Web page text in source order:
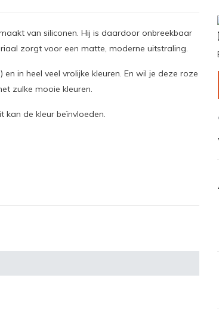
van siliconen. Hij is daardoor onbreekbaar
zorgt voor een matte, moderne uitstraling.
) en in heel veel vrolijke kleuren. En wil je deze roze
zulke mooie kleuren.
de kleur beïnvloeden.